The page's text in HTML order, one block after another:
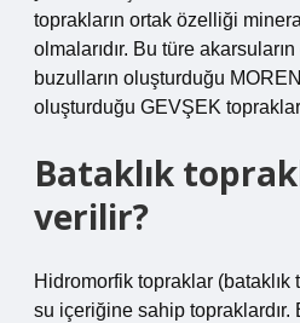
toprakların ortak özelliği
olmalarıdır. Bu türe
buzulların oluşturduğu
oluşturduğu GEVŞEK
Bataklık
verilir?
Hidromorfik topraklar (bataklık
su içeriğine sahip topraklardır.